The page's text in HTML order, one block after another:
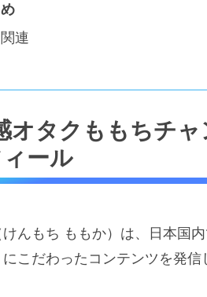
関連
オタクももちチ
ール
んもち ももか）は、日本国
にこだわったコンテンツを発